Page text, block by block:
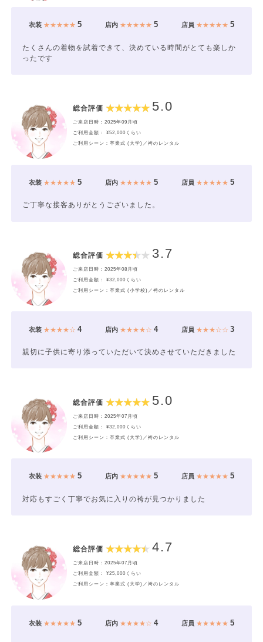
衣装★★★★★ 5 店内★★★★★ 5 店員 ★★★★★5
たくさんの着物を試着できて、決めている時間がとても楽しか
ったです
総合評価 5.0
ご来店日時：2025年09月頃
ご利用金額： ¥52,000くらい
ご利用シーン：卒業式 (大学)／袴のレンタル
衣装★★★★★ 5 店内★★★★★ 5 店員 ★★★★★5
ご丁寧な接客ありがとうございました。
総合評価 3.7
ご来店日時：2025年08月頃
ご利用金額： ¥32,000くらい
ご利用シーン：卒業式 (小学校)／袴のレンタル
衣装★★★★☆ 4 店内★★★★☆ 4 店員 ★★★☆☆3
親切に子供に寄り添っていただいて決めさせていただきました
総合評価 5.0
ご来店日時：2025年07月頃
ご利用金額： ¥32,000くらい
ご利用シーン：卒業式 (大学)／袴のレンタル
衣装★★★★★ 5 店内★★★★★ 5 店員 ★★★★★5
対応もすごく丁寧でお気に入りの袴が見つかりました
総合評価 4.7
ご来店日時：2025年07月頃
ご利用金額： ¥25,000くらい
ご利用シーン：卒業式 (大学)／袴のレンタル
衣装★★★★★ 5 店内★★★★☆ 4 店員 ★★★★★5